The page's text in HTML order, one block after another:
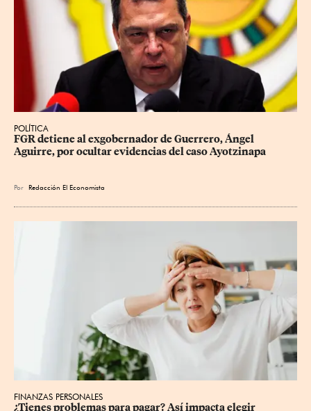
POLÍTICA
FGR detiene al exgobernador de Guerrero, Ángel
Aguirre, por ocultar evidencias del caso Ayotzinapa
Por Redacción El Economista
FINANZAS PERSONALES
¿Tienes problemas para pagar? Así impacta elegir